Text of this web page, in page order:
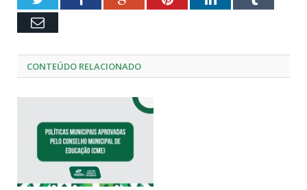
Email
CONTEÚDO RELACIONADO